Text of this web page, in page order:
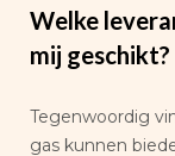
Welke
mij geschikt?
Tegenwoordig
gas kunnen